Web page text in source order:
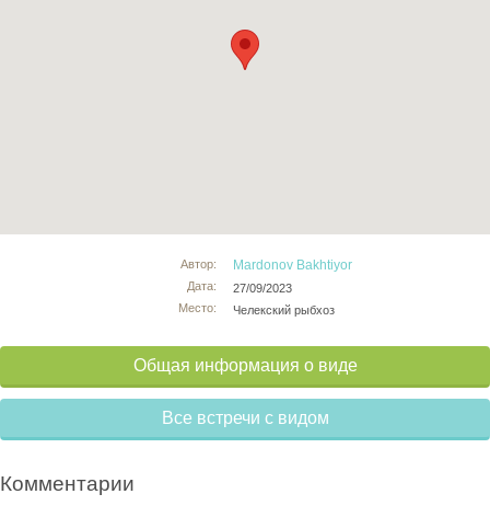
Автор:
Дата:
Место:
Mardonov Bakhtiyor
27/09/2023
Челекский рыбхоз
Общая информация о виде
Все встречи с видом
Комментарии